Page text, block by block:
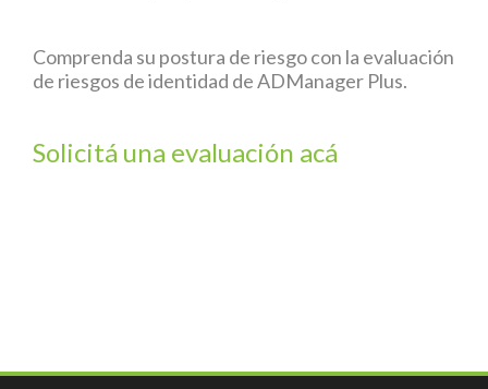
Comprenda su postura de riesgo con la evaluación
de riesgos de identidad de ADManager Plus.
Solicitá una evaluación acá